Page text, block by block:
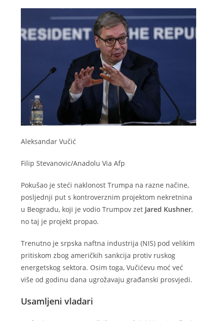
Aleksandar Vučić
Filip Stevanovic/Anadolu Via Afp
Pokušao je steći naklonost Trumpa na razne načine,
posljednji put s kontroverznim projektom nekretnina
u Beogradu, koji je vodio Trumpov zet Jared Kushner,
no taj je projekt propao.
Trenutno je srpska naftna industrija (NIS) pod velikim
pritiskom zbog američkih sankcija protiv ruskog
energetskog sektora. Osim toga, Vučićevu moć već
više od godinu dana ugrožavaju građanski prosvjedi.
Usamljeni vladari